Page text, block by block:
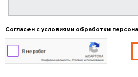
Согласен с условиями обработки